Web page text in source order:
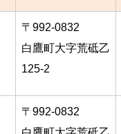
〒992-0832
白鷹町大字荒砥乙
125-2
〒992-0832